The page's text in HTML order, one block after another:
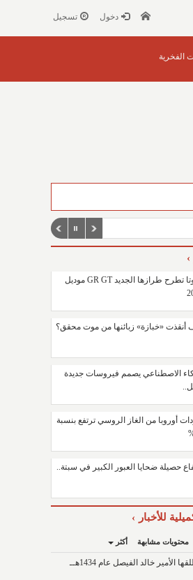
دخول تسجيل
الفخرية
تويوتا تطرح طرازها الجديد GR GT موديل
أنقذت «خبازة» زبائنها من موت محقق؟
الاصطناعي يصمم فيروسات جديدة
أوروبا من الغاز الروسي ترتفع بنسبة
حصيلة ضحايا العبور الكبير في سبتة..
للأخبار
محتويات مشابهة أكثر
الأمير خالد الفيصل عام 1434هــ